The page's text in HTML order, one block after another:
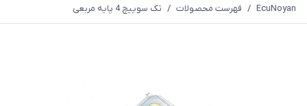
EcuNoyan
/ فهرست محصولات / تک سوییچ 4 پایه مربعی